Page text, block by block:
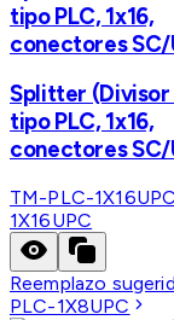
tipo PLC, 1x16,
conectores SC/
Splitter
tipo PLC, 1x16,
conectores SC/
TM-PLC-1X16UPC
1X16UPC
Reemplazo
PLC-1X8UPC